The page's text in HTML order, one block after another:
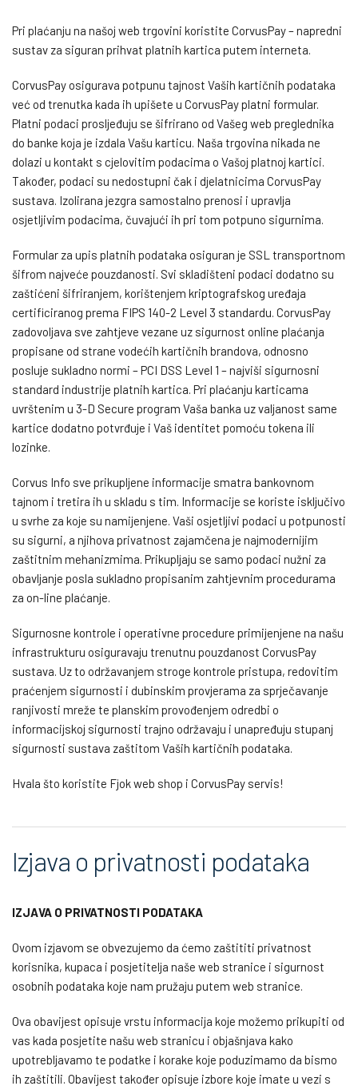
Pri plaćanju na našoj web trgovini koristite CorvusPay – napredni
sustav za siguran prihvat platnih kartica putem interneta.
CorvusPay osigurava potpunu tajnost Vaših kartičnih podataka
već od trenutka kada ih upišete u CorvusPay platni formular.
Platni podaci prosljeđuju se šifrirano od Vašeg web preglednika
do banke koja je izdala Vašu karticu. Naša trgovina nikada ne
dolazi u kontakt s cjelovitim podacima o Vašoj platnoj kartici.
Također, podaci su nedostupni čak i djelatnicima CorvusPay
sustava. Izolirana jezgra samostalno prenosi i upravlja
osjetljivim podacima, čuvajući ih pri tom potpuno sigurnima.
Formular za upis platnih podataka osiguran je SSL transportnom
šifrom najveće pouzdanosti. Svi skladišteni podaci dodatno su
zaštićeni šifriranjem, korištenjem kriptografskog uređaja
certificiranog prema FIPS 140-2 Level 3 standardu. CorvusPay
zadovoljava sve zahtjeve vezane uz sigurnost online plaćanja
propisane od strane vodećih kartičnih brandova, odnosno
posluje sukladno normi – PCI DSS Level 1 – najviši sigurnosni
standard industrije platnih kartica. Pri plaćanju karticama
uvrštenim u 3-D Secure program Vaša banka uz valjanost same
kartice dodatno potvrđuje i Vaš identitet pomoću tokena ili
lozinke.
Corvus Info sve prikupljene informacije smatra bankovnom
tajnom i tretira ih u skladu s tim. Informacije se koriste isključivo
u svrhe za koje su namijenjene. Vaši osjetljivi podaci u potpunosti
su sigurni, a njihova privatnost zajamčena je najmodernijim
zaštitnim mehanizmima. Prikupljaju se samo podaci nužni za
obavljanje posla sukladno propisanim zahtjevnim procedurama
za on-line plaćanje.
Sigurnosne kontrole i operativne procedure primijenjene na našu
infrastrukturu osiguravaju trenutnu pouzdanost CorvusPay
sustava. Uz to održavanjem stroge kontrole pristupa, redovitim
praćenjem sigurnosti i dubinskim provjerama za sprječavanje
ranjivosti mreže te planskim provođenjem odredbi o
informacijskoj sigurnosti trajno održavaju i unapređuju stupanj
sigurnosti sustava zaštitom Vaših kartičnih podataka.
Hvala što koristite Fjok web shop i CorvusPay servis!
Izjava o privatnosti podataka
IZJAVA O PRIVATNOSTI PODATAKA
Ovom izjavom se obvezujemo da ćemo zaštititi privatnost
korisnika, kupaca i posjetitelja naše web stranice i sigurnost
osobnih podataka koje nam pružaju putem web stranice.
Ova obavijest opisuje vrstu informacija koje možemo prikupiti od
vas kada posjetite našu web stranicu i objašnjava kako
upotrebljavamo te podatke i korake koje poduzimamo da bismo
ih zaštitili. Obavijest također opisuje izbore koje imate u vezi s